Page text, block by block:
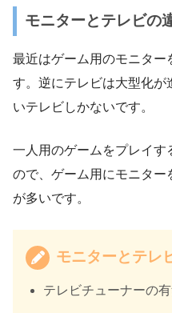
モニターとテレビの
最近はゲーム用のモニター
す。逆にテレビは大型化が
いテレビしかないです。
一人用のゲームをプレイす
ので、ゲーム用にモニター
が多いです。
モニターとテレ
テレビチューナーの